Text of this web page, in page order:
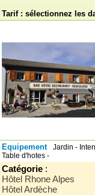
Tarif : sélectionnez les
Equipement
Jardin -
Table d'hotes -
Catégorie :
Hôtel Rhone Alpes
Hôtel Ardèche